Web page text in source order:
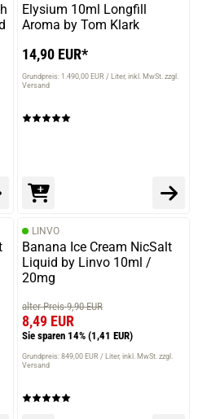
Elysium 10ml Longfill
Aroma by Tom Klark
14,90 EUR*
Grundpreis: 1.490,00 EUR / Liter inkl. MwSt. zzgl.
Versand
LINVO
Banana Ice Cream NicSalt
Liquid by Linvo 10ml /
20mg
alter Preis 9,90 EUR
8,49 EUR
Sie sparen 14% (1,41 EUR)
Grundpreis: 849,00 EUR / Liter inkl. MwSt. zzgl.
Versand